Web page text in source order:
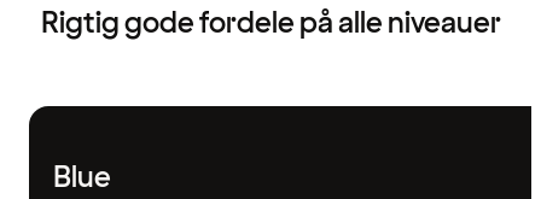
Rigtig gode fordele på alle niveauer
Blue